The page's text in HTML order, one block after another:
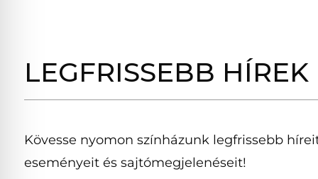
LEGFRISSEBB HÍREK
Kövesse nyomon színházunk legfrissebb
eseményeit és sajtómegjelenéseit!